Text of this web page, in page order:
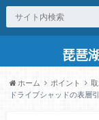
琵琶
ホーム ポイント
ドライブシャッドの表層